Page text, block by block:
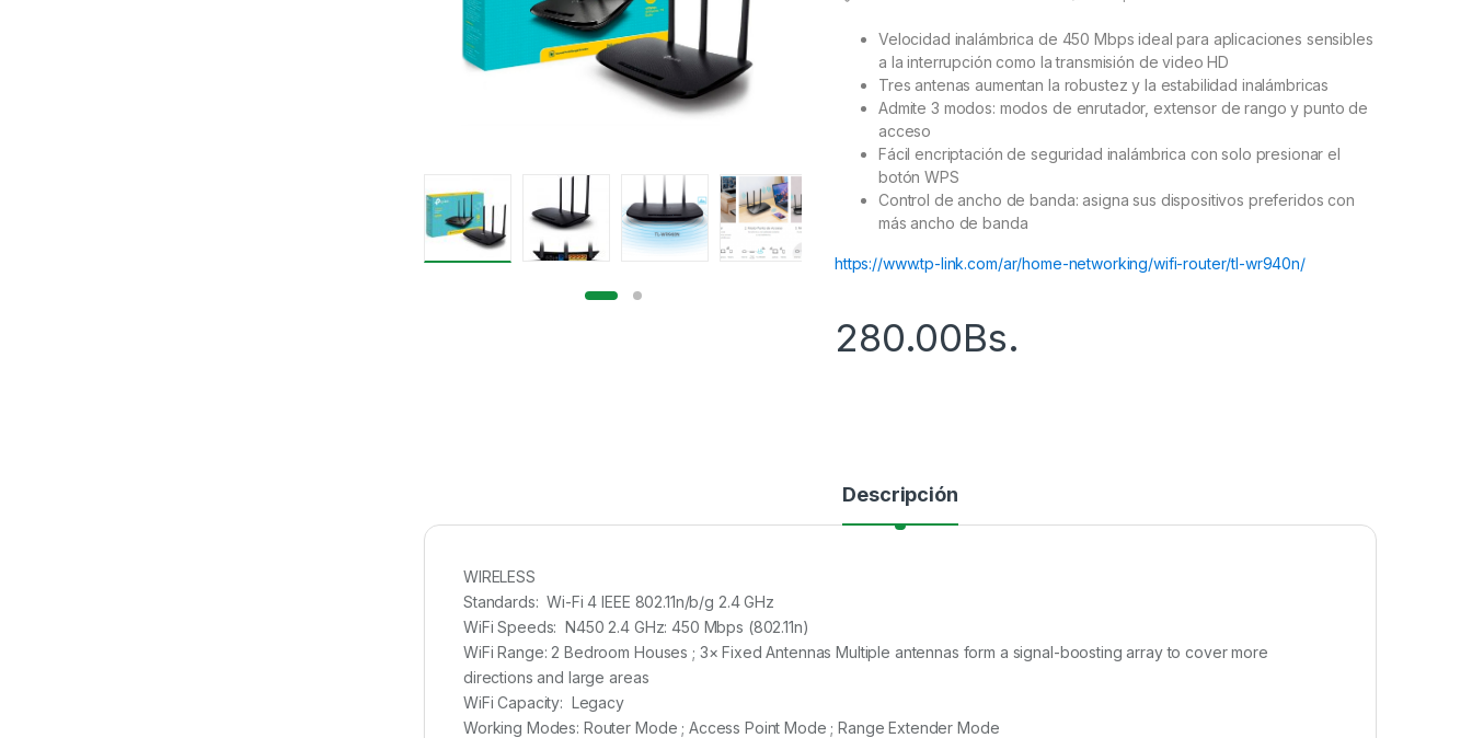
Velocidad inalámbrica de 450 Mbps ideal para aplicaciones sensibles
a la interrupción como la transmisión de video HD
Tres antenas aumentan la robustez y la estabilidad inalámbricas
Admite 3 modos: modos de enrutador, extensor de rango y punto de
acceso
Fácil encriptación de seguridad inalámbrica con solo presionar el
botón WPS
Control de ancho de banda: asigna sus dispositivos preferidos con
más ancho de banda
https://www.tp-link.com/ar/home-networking/wifi-router/tl-wr940n/
280.00Bs.
Descripción
WIRELESS
Standards: Wi-Fi 4 IEEE 802.11n/b/g 2.4 GHz
WiFi Speeds: N450 2.4 GHz: 450 Mbps (802.11n)
WiFi Range: 2 Bedroom Houses ; 3× Fixed Antennas Multiple antennas form a signal-boosting array to cover more
directions and large areas
WiFi Capacity: Legacy
Working Modes: Router Mode ; Access Point Mode ; Range Extender Mode